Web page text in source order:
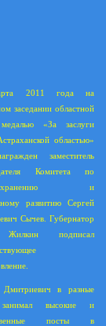
2011 года на
заседании областной
«За заслуги
областью»
заместитель
Комитета по
и
развитию Сергей
Сычев. Губернатор
подписал
Дмитриевич в разные
высокие и
посты в